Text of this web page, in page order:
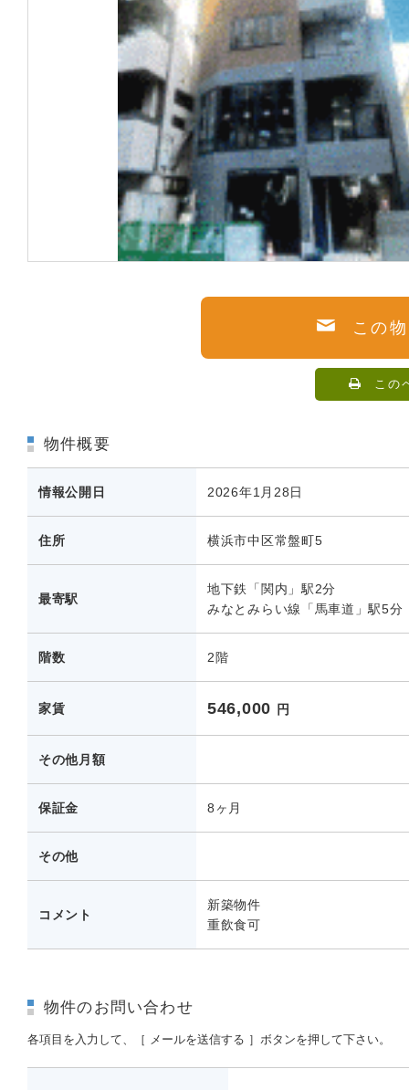
この
この
物件概要
情報公開日 2026年1月28日
住所 横浜市中区常盤町5
最寄駅
地下鉄「関内」駅2分
みなとみらい線「馬車道」駅5分
階数 2階
家賃 546,000 円
その他月額
保証金 8ヶ月
その他
コメント
新築物件
重飲食可
物件のお問い合わせ
各項目を入力して、［ メールを送信する ］ボタンを押して下さい。